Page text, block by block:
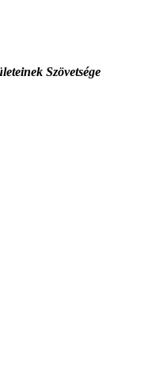
Szövetsége